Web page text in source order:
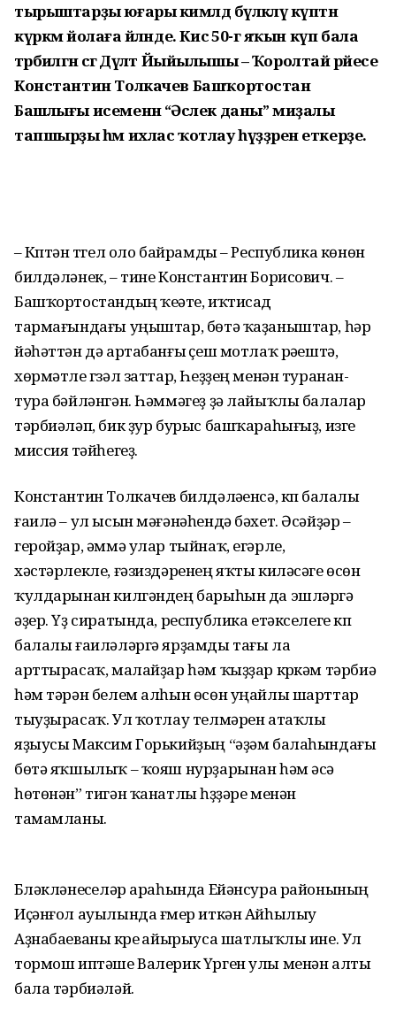
тырыштарҙы юғары кимәлдә бүләкләү күптән
күркәм йолаға әйләнде. Кисә 50-гә яҡын күп бала
тәрбиәләгән әсәгә Дәүләт Йыйылышы – Ҡоролтай рәйесе
Константин Толкачев Башҡортостан
Башлығы исеменән “Әсәлек даны” миҙалы
тапшырҙы һәм ихлас ҡотлау һүҙҙәрен еткерҙе.
– Күптән түгел оло байрамды – Республика көнөн
билдәләнек, – тине Константин Борисович. –
Баш­ҡортос­тандың ҡеүәте, иҡтисад
тармағындағы уңыштар, бөтә ҡаҙаныштар, һәр
йәһәттән дә артабанғы үҫеш мотлаҡ рәүештә,
хөрмәтле гүзәл заттар, Һеҙҙең менән туранан-
тура бәйләнгән. Һәм­мәгеҙ ҙә лайыҡлы балалар
тәрбиәләп, бик ҙур бурыс башҡараһығыҙ, изге
миссия үтәйһегеҙ.
Константин Толкачев билдә­ләүенсә, күп балалы
ғаилә – ул ысын мәғәнәһендә бәхет. Әсәйҙәр –
геройҙар, әммә улар тыйнаҡ, егәрле,
хәстәрлекле, ғәзиздәренең яҡты киләсәге өсөн
ҡулдарынан килгәндең барыһын да эшләргә
әҙер. Үҙ сиратында, республика етәкселеге күп
балалы ғаиләләргә ярҙамды тағы ла
арттырасаҡ, малайҙар һәм ҡыҙҙар күркәм тәрбиә
һәм тәрән белем алһын өсөн уңайлы шарттар
тыуҙырасаҡ. Ул ҡотлау телмәрен атаҡлы
яҙыусы Максим Горькийҙың “әҙәм балаһын­дағы
бөтә яҡшылыҡ – ҡояш нурҙарынан һәм әсә
һөтөнән” тигән ҡанатлы һүҙҙәре менән
тамамланы.
Бүләкләнеүселәр араһында Ейәнсура районының
Иҫәнғол ауылында ғүмер иткән Айһылыу
Аҙнабае­ваны күреү айырыуса шатлыҡлы ине. Ул
тормош иптәше Валерик Үрген улы менән алты
бала тәрбиәләй.